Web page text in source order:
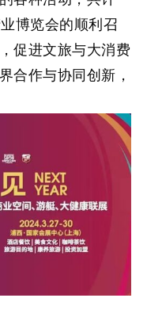
博览会的顺利召
促进文旅与大消费
合作与协同创新，